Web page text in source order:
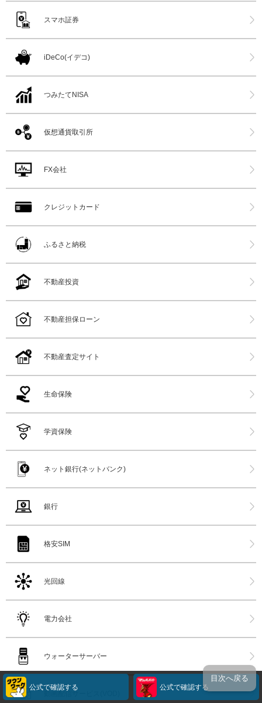
公式で確認する 公式で確認する
スマホ証券
iDeCo(イデコ)
つみたてNISA
仮想通貨取引所
FX会社
クレジットカード
ふるさと納税
不動産投資
不動産担保ローン
不動産査定サイト
生命保険
学資保険
ネット銀行(ネットバンク)
銀行
格安SIM
光回線
電力会社
ウォーターサーバー
動画配信サービス(VOD)
目次へ戻る